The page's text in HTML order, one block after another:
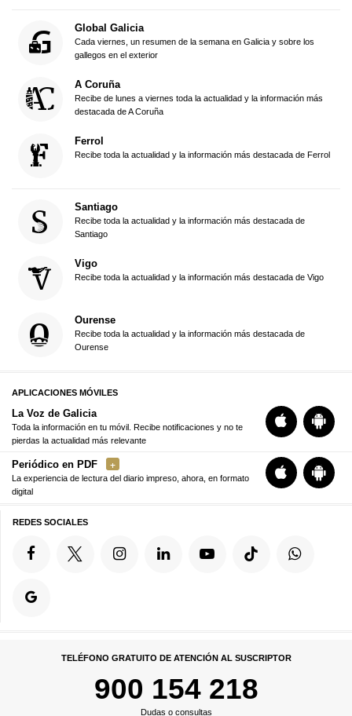
Global Galicia
Cada viernes, un resumen de la semana en Galicia y sobre los
gallegos en el exterior
A Coruña
Recibe de lunes a viernes toda la actualidad y la información más
destacada de A Coruña
Ferrol
Recibe toda la actualidad y la información más destacada de Ferrol
Santiago
Recibe toda la actualidad y la información más destacada de
Santiago
Vigo
Recibe toda la actualidad y la información más destacada de Vigo
Ourense
Recibe toda la actualidad y la información más destacada de
Ourense
APLICACIONES MÓVILES
La Voz de Galicia
Toda la información en tu móvil. Recibe notificaciones y no te
pierdas la actualidad más relevante
Periódico en PDF
La experiencia de lectura del diario impreso, ahora, en formato
digital
REDES SOCIALES
TELÉFONO GRATUITO DE ATENCIÓN AL SUSCRIPTOR
900 154 218
Dudas o consultas